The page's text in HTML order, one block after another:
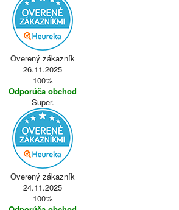
Overený zákazník
26.11.2025
100%
Odporúča obchod
Super.
Overený zákazník
24.11.2025
100%